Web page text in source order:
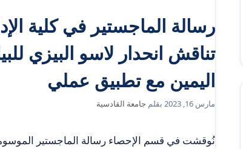
رسالة الماجستير في كلية
تناقش انحدار لاسو البيزي
اليمين مع تطبيق عملي
مارس 16, 2023 بقلم جامعة القادسية
نُوقشت في قسم الإحصاء رسالة الماجستير الموسومة